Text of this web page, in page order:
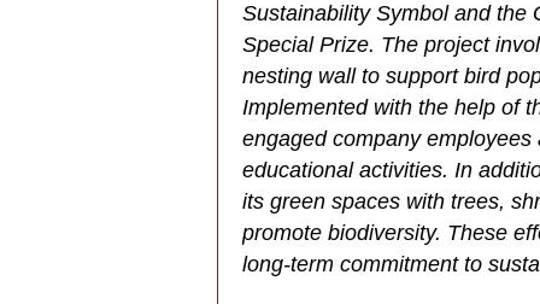
Sustainability Symbol and the
Special Prize. The project
nesting wall to support bird
Implemented with the help of
engaged company
educational activities. In
its green spaces with trees,
promote biodiversity. These
long-term commitment to